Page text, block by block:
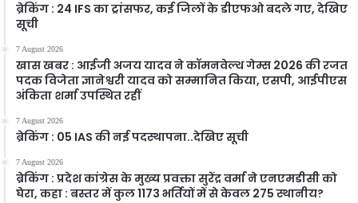
ब्रेकिंग : 24 IFS का ट्रांसफर, कई जिलों के डीएफओ बदले गए, देखिए
सूची
7 August 2026
खास खबर : आईजी अजय यादव ने कॉमनवेल्थ गेम्स 2026 की रजत
पदक विजेता ज्ञानेश्वरी यादव को सम्मानित किया, एसपी, आईपीएस
अंकिता शर्मा उपस्थित रहीं
7 August 2026
ब्रेकिंग : 05 IAS की नई पदस्थापना..देखिए सूची
7 August 2026
ब्रेकिंग : प्रदेश कांग्रेस के मुख्य प्रवक्ता सुरेंद्र वर्मा ने एनएमडीसी को
घेरा, कहा : बस्तर में कुल 1173 भर्तियों में से केवल 275 स्थानीय?